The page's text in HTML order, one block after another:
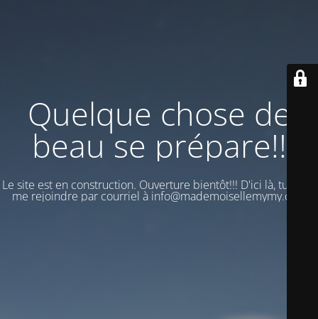
Quelque chose de
beau se prépare!!
Le site est en construction. Ouverture bientôt!!! D'ici là, tu peux
me rejoindre par courriel à info@mademoisellemymy.com